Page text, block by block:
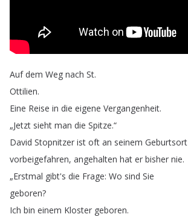
Auf dem Weg nach St.
Ottilien.
Eine Reise in die eigene Vergangenheit.
„Jetzt sieht man die Spitze.“
David Stopnitzer ist oft an seinem Geburtsort
vorbeigefahren, angehalten hat er bisher nie.
„Erstmal gibt's die Frage: Wo sind Sie
geboren?
Ich bin einem Kloster geboren.